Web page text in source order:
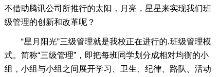
不借助腾讯公司所推行的太阳，月亮，星星来实现我们班
级管理的创新和改革呢？
“星月阳光”三级管理就是我校正在进行的.班级管理模
式。简称“三级管理”，即把每班同学划分成相对均衡的小
组，小组与小组之间展开学习、卫生、纪律、路队、活动